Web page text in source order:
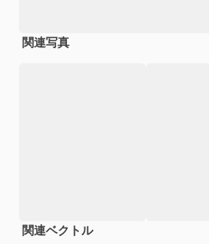
関連写真
関連ベクトル